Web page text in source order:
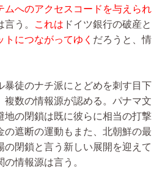
ムへのアクセスコードを与えられ
う。 これは ドイツ銀行の破産と
トにつながってゆく だろうと、情
暴徒のナチ派にとどめを刺す目下
複数の情報源が認める。パナマ文
地の閉鎖は既に彼らに相当の打撃
の遮断の運動もまた、北朝鮮の最
の閉鎖と言う新しい展開を迎えて
情報源は言う。